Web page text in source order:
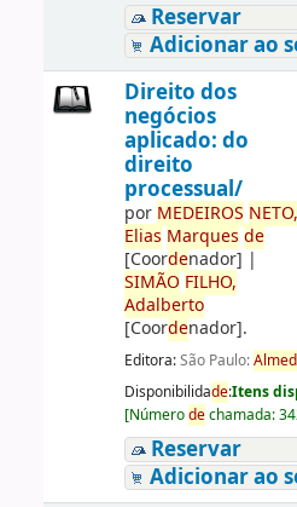
Reservar
Adicionar ao
Direito dos
negócios
aplicado: do
direito
processual/
por MEDEIROS NETO,
Elias Marques de
[Coordenador] |
SIMÃO FILHO,
Adalberto
[Coordenador].
Editora:São Paulo:
Disponibilidade:Itens
[Númerodechamada:
Reservar
Adicionar ao